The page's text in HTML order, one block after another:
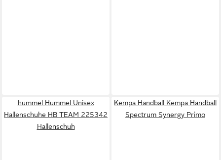
hummel Hummel Unisex
Hallenschuhe HB TEAM 225342
Hallenschuh
Kempa Handball Kempa Handball
Spectrum Synergy Primo